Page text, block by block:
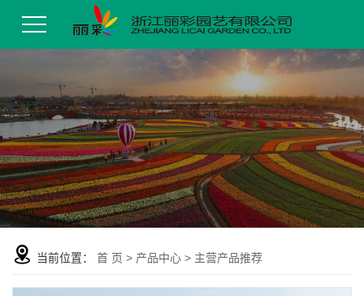
当前位置： 首 页 > 产品中心 > 主营产品推荐